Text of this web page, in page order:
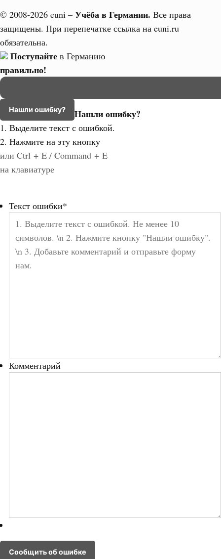
© 2008-2026 euni – Учёба в Германии. Все права
защищены. При перепечатке ссылка на euni.ru
обязательна.
Поступайте в Германию
правильно!
Нашли ошибку? Нашли ошибку?
1. Выделите текст с ошибкой.
2. Нажмите на эту кнопку
или Ctrl + E / Command + E
на клавиатуре
Текст ошибки*
Комментарий